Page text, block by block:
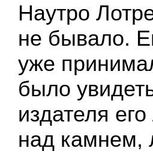
Наутро
не бывало.
уже
было
издателя
над камнем,